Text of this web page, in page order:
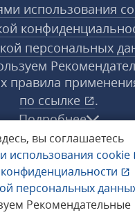
вы соглашаетесь
использования cookie
персональных
Рекомендательные
использования
персональных
правила
по ссылке
.
Подробнее
«1С‑Рарус» ®. Все
защищены.